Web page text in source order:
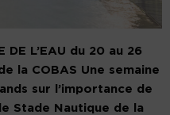
DE L’EAU du 20 au 26
la COBAS Une semaine
sur l’importance de
Stade Nautique de la